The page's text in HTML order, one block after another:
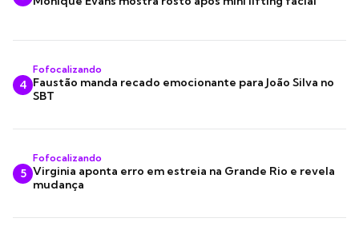
4
Fofocalizando
Faustão manda recado emocionante para João Silva no
SBT
5
Fofocalizando
Virginia aponta erro em estreia na Grande Rio e revela
mudança